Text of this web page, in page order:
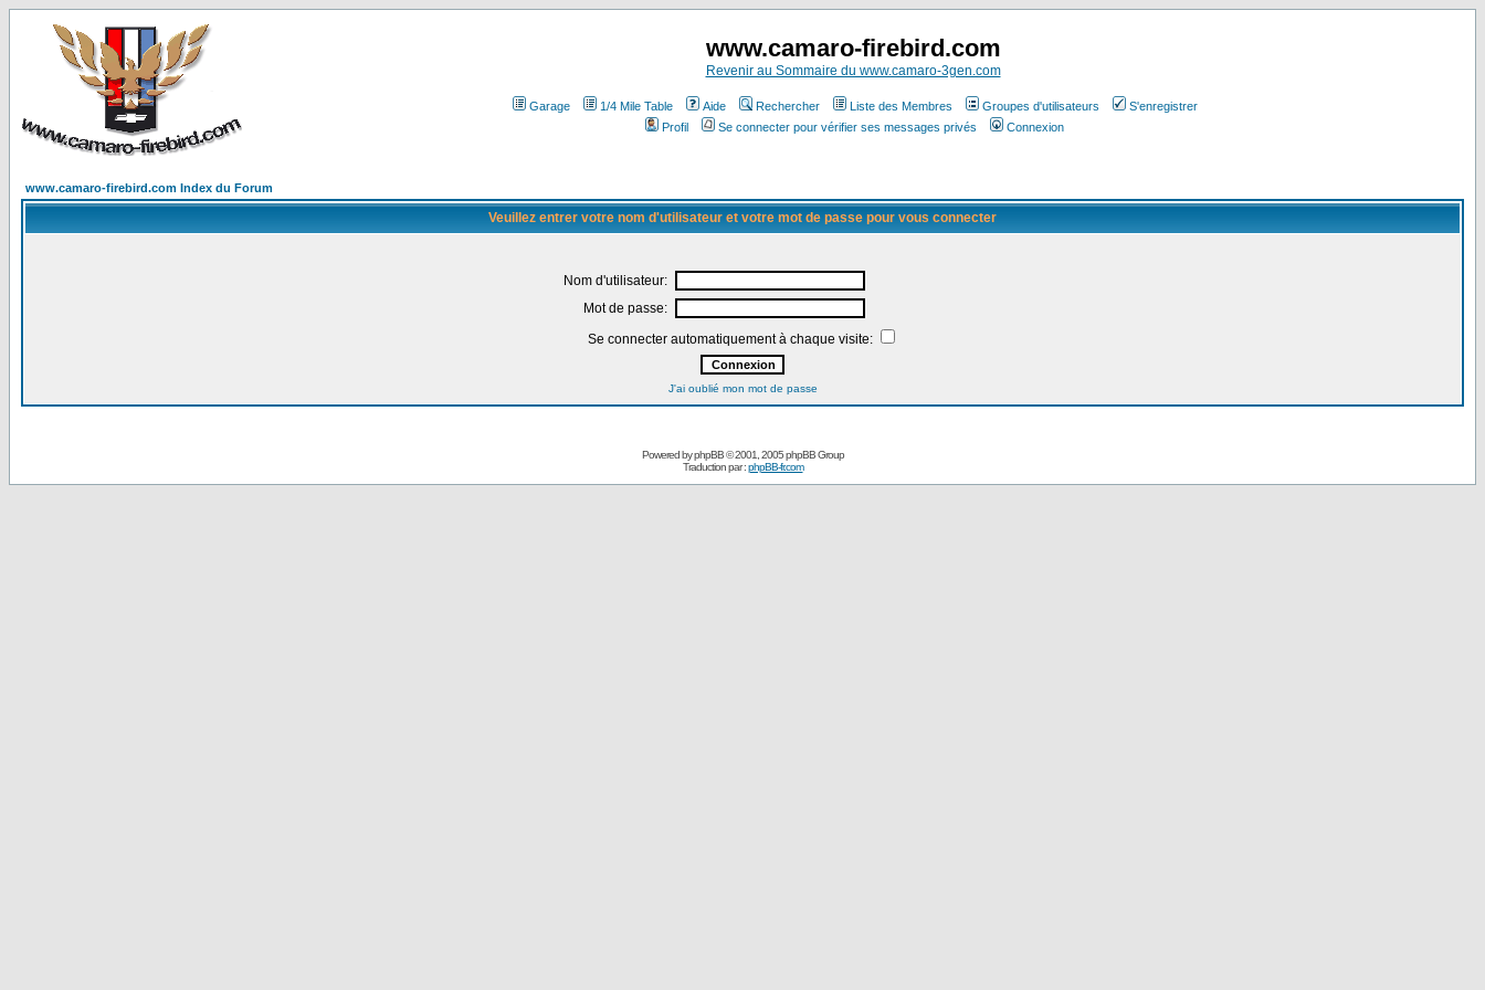
www.camaro-firebird.com
Revenir au Sommaire du www.camaro-3gen.com
Garage 1/4 Mile Table Aide Rechercher Liste des Membres Groupes d'utilisateurs
S'enregistrer
Profil
Se connecter pour vérifier ses messages privés Connexion
www.camaro-firebird.com Index du Forum
Veuillez entrer votre nom d'utilisateur et votre mot de passe pour vous connecter
Nom d'utilisateur:
Mot de passe:
Se connecter automatiquement à chaque visite:
J'ai oublié mon mot de passe
Powered byphpBB© 2001, 2005 phpBB Group
Traduction par :phpBB-fr.com